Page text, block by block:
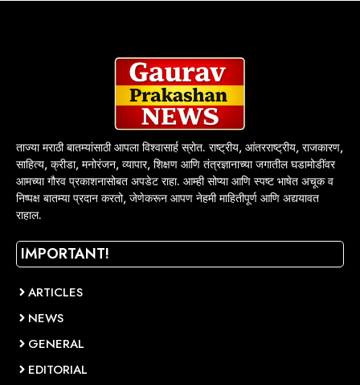
ताज्या मराठी बातम्यांसाठी आपला विश्वासार्ह स्रोत. राष्ट्रीय, आंतरराष्ट्रीय, राजकारण,
साहित्य, क्रीडा, मनोरंजन, व्यापार, शिक्षण आणि तंत्रज्ञानाच्या जगातील घडामोडींवर
आमच्या गौरव प्रकाशनासोबत अपडेट राहा. आम्ही सोप्या आणि स्पष्ट भाषेत अचूक व
निष्पक्ष बातम्या प्रदान करतो, जेणेकरून आपण नेहमी माहितीपूर्ण आणि अद्ययावत
राहाल.
IMPORTANT!
ARTICLES
NEWS
GENERAL
EDITORIAL